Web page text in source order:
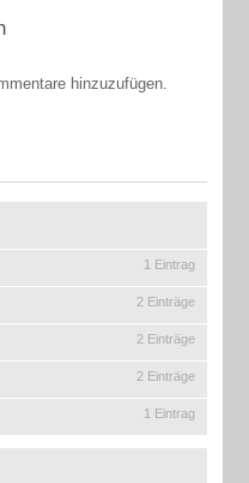
hinzuzufügen.
1 Eintrag
2 Einträge
2 Einträge
2 Einträge
1 Eintrag